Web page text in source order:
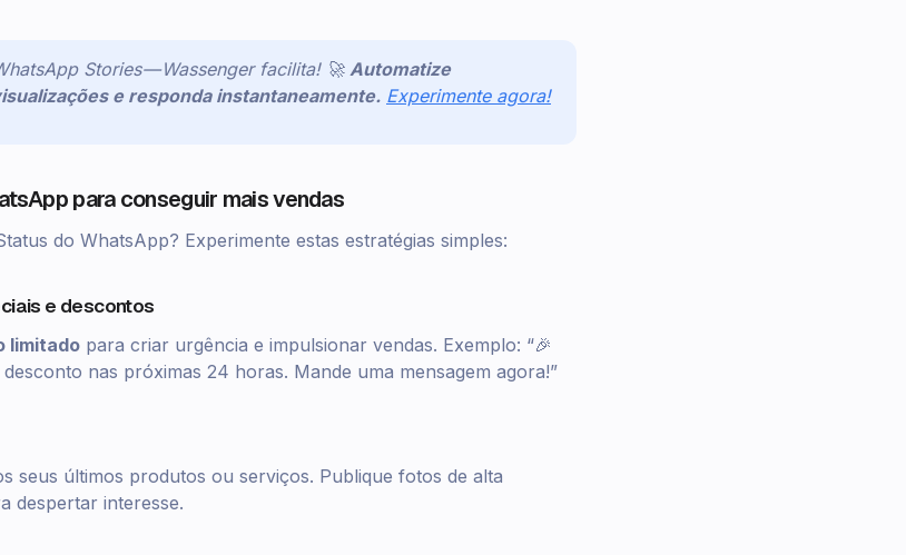
Stories — Wassenger facilita! 🚀 Automatize
e responda instantaneamente. Experimente agora!
para conseguir mais vendas
do WhatsApp? Experimente estas estratégias simples:
e descontos
limitado para criar urgência e impulsionar vendas. Exemplo: “🎉
nas próximas 24 horas. Mande uma mensagem agora!”
seus últimos produtos ou serviços. Publique fotos de alta
despertar interesse.